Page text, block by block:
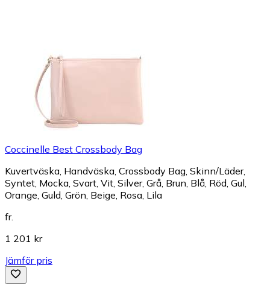
Coccinelle Best Crossbody Bag
Kuvertväska, Handväska, Crossbody Bag, Skinn/Läder,
Syntet, Mocka, Svart, Vit, Silver, Grå, Brun, Blå, Röd, Gul,
Orange, Guld, Grön, Beige, Rosa, Lila
fr.
1 201 kr
Jämför pris